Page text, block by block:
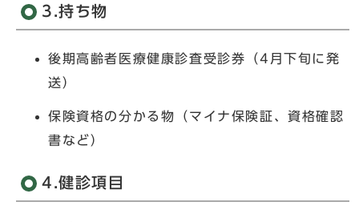
3.持ち物
後期高齢者医療健康診査受診券（4月下旬に発
送）
保険資格の分かる物（マイナ保険証、資格確認
書など）
4.健診項目